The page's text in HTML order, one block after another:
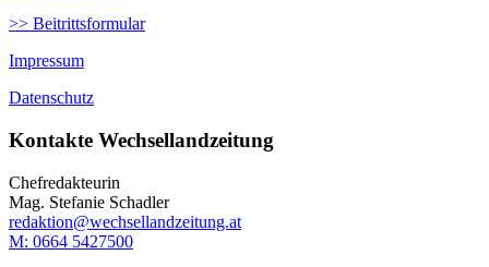
>> Beitrittsformular
Impressum
Datenschutz
Kontakte Wechsellandzeitung
Chefredakteurin
Mag. Stefanie Schadler
redaktion@wechsellandzeitung.at
M: 0664 5427500‬